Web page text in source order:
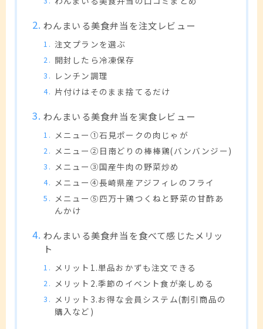
わんまいる美食弁当を注文レビュー
注文プランを選ぶ
開封したら冷凍保存
レンチン調理
片付けはそのまま捨てるだけ
わんまいる美食弁当を実食レビュー
メニュー①石見ポークの肉じゃが
メニュー②日南どりの棒棒鶏(バンバンジー)
メニュー③国産牛肉の野菜炒め
メニュー④長崎県産アジフィレのフライ
メニュー⑤四万十鶏つくねと野菜の甘酢あ
んかけ
わんまいる美食弁当を食べて感じたメリッ
ト
メリット1.単品おかずも注文できる
メリット2.季節のイベント食が楽しめる
メリット3.お得な会員システム(割引商品の
購入など)